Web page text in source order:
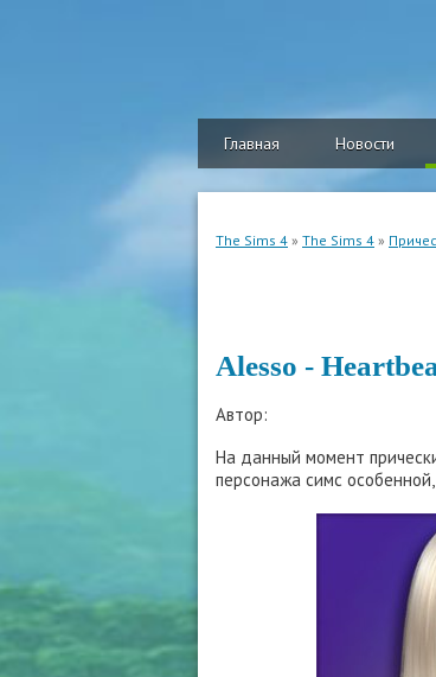
Главная Новости
The Sims 4 » The Sims 4 »
Alesso -
Автор:
На данный момент
персонажа симс